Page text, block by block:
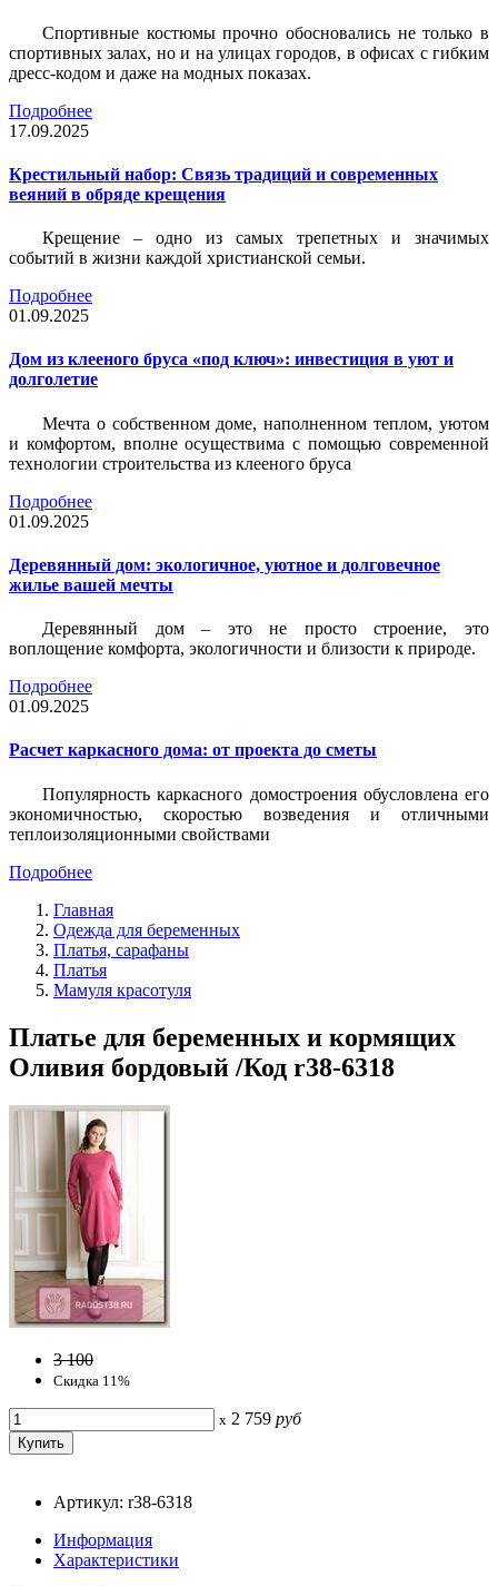
Спортивные костюмы прочно обосновались не только в
спортивных залах, но и на улицах городов, в офисах с гибким
дресс-кодом и даже на модных показах.
Подробнее
17.09.2025
Крестильный набор: Связь традиций и современных
веяний в обряде крещения
Крещение – одно из самых трепетных и значимых
событий в жизни каждой христианской семьи.
Подробнее
01.09.2025
Дом из клееного бруса «под ключ»: инвестиция в уют и
долголетие
Мечта о собственном доме, наполненном теплом, уютом
и комфортом, вполне осуществима с помощью современной
технологии строительства из клееного бруса
Подробнее
01.09.2025
Деревянный дом: экологичное, уютное и долговечное
жилье вашей мечты
Деревянный дом – это не просто строение, это
воплощение комфорта, экологичности и близости к природе.
Подробнее
01.09.2025
Расчет каркасного дома: от проекта до сметы
Популярность каркасного домостроения обусловлена его
экономичностью, скоростью возведения и отличными
теплоизоляционными свойствами
Подробнее
Главная
Одежда для беременных
Платья, сарафаны
Платья
Мамуля красотуля
Платье для беременных и кормящих
Оливия бордовый /Код r38-6318
3 100
Скидка 11%
x 2 759 руб
Артикул: r38-6318
Информация
Характеристики